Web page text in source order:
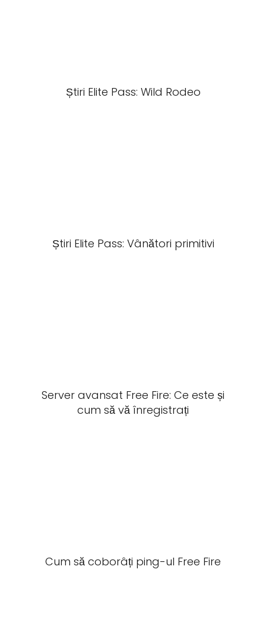
Știri Elite Pass: Wild Rodeo
Știri Elite Pass: Vânători primitivi
Server avansat Free Fire: Ce este și
cum să vă înregistrați
Cum să coborâți ping-ul Free Fire